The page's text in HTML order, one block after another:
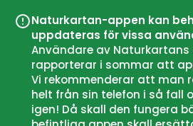
Naturkartan-appen kan
uppdateras för vissa
Användare av Naturkartans
rapporterar i sommar att
Vi rekommenderar att man
helt från sin telefon i så fall
igen! Då skall den fungera